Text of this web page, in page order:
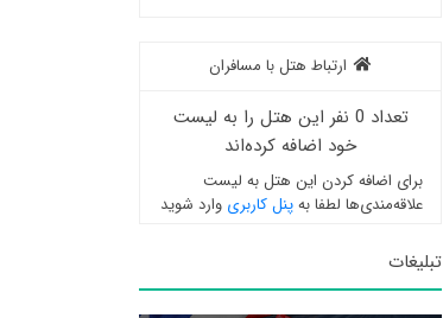
ارتباط هتل با مسافران
تعداد 0 نفر این هتل را به لیست
خود اضافه کرده‌اند
برای اضافه کردن این هتل به لیست
علاقه‌مندی‌ها لطفا بهپنل کاربری وارد شوید
تبلیغات